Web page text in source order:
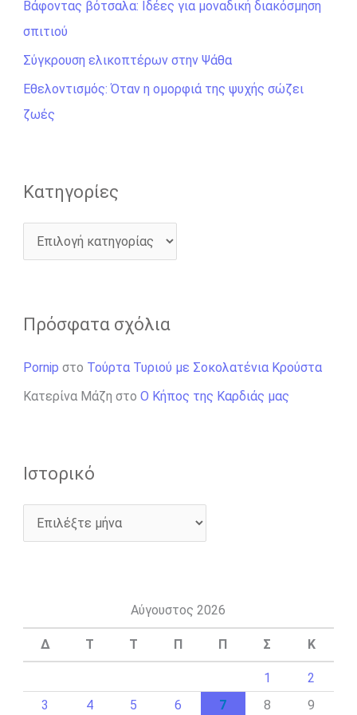
σ
η
γ
ι
α
Βάφοντας βότσαλα: Ιδέες για μοναδική διακόσμηση
σπιτιού
Σύγκρουση ελικοπτέρων στην Ψάθα
Εθελοντισμός: Όταν η ομορφιά της ψυχής σώζει
ζωές
Kατηγορίες
Πρόσφατα σχόλια
Pornip στο Τούρτα Τυριού με Σοκολατένια Κρούστα
Κατερίνα Μάζη στο Ο Κήπος της Καρδιάς μας
Ιστορικό
Αύγουστος 2026
Δ Τ Τ Π Π Σ Κ
1
2
3
4 5 6 7 8 9